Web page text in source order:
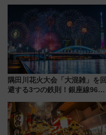
を快適移動
隅田川花火大会「大混雑」を回
避する3つの鉄則！銀座線96本
ツリー駅の規制まとめ 7/25開催
（2026年）